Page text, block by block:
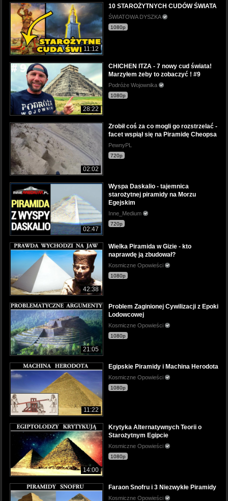
11:12
10 STAROŻYTNYCH CUDÓW ŚWIATA
ŚWIATOWA DYSZKA
1080p
28:22
CHICHEN ITZA - 7 nowy cud świata!
Marzyłem żeby to zobaczyć ! #9
Podróże Wojownika
1080p
02:02
Zrobił coś za co mogli go rozstrzelać -
facet wspiął się na Piramidę Cheopsa
PewnyPL
720p
02:47
Wyspa Daskalio - tajemnica
starożytnej piramidy na Morzu
Egejskim
Inne_Medium
720p
42:38
Wielka Piramida w Gizie - kto
naprawdę ją zbudował?
Kosmiczne Opowieści
1080p
21:05
Problem Zaginionej Cywilizacji z Epoki
Lodowcowej
Kosmiczne Opowieści
1080p
11:22
Egipskie Piramidy i Machina Herodota
Kosmiczne Opowieści
1080p
14:00
Krytyka Alternatywnych Teorii o
Starożytnym Egipcie
Kosmiczne Opowieści
1080p
Faraon Snofru i 3 Niezwykłe Piramidy
Kosmiczne Opowieści